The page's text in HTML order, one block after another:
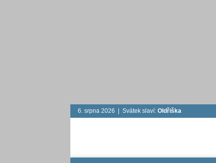
6. srpna 2026 | Svátek slaví: Oldřiška